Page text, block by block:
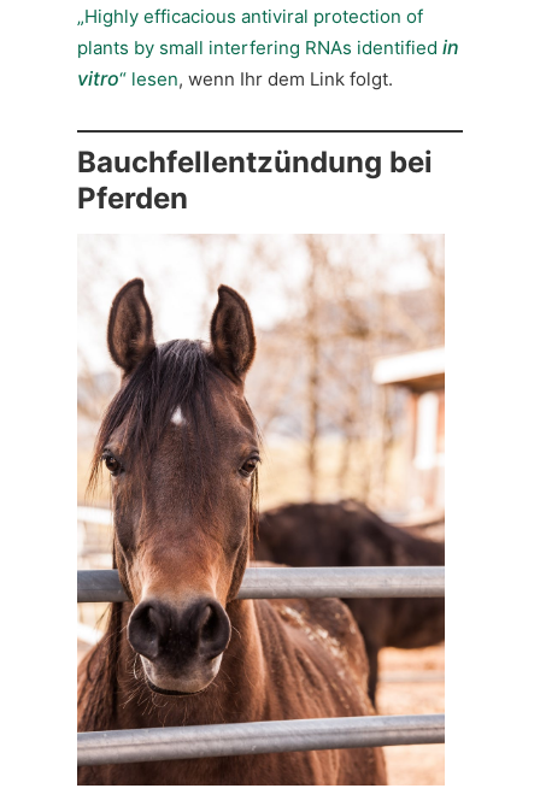
„Highly efficacious antiviral protection of
plants by small interfering RNAs identified in
vitro“ lesen, wenn Ihr dem Link folgt.
Bauchfellentzündung bei
Pferden